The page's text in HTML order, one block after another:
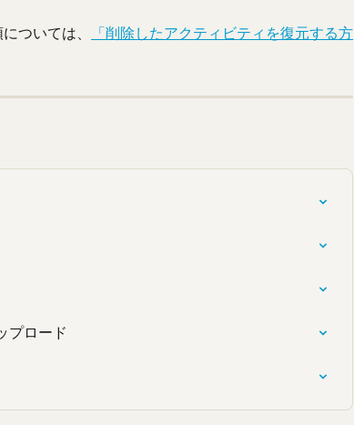
ついては、
「削除したアクティビティを復元する方
プロード